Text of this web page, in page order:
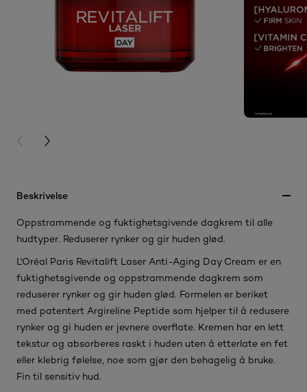
PREVIOUS CARD
NEXT CARD
Beskrivelse
Oppstrammende og fuktighetsgivende dagkrem til alle
hudtyper. Reduserer rynker og gir huden glød.
L'Oréal Paris Revitalift Laser Anti-Aging Day Cream er en
fuktighetsgivende og oppstrammende dagkrem som
reduserer rynker og gir huden glød. Formelen er beriket
med patentert Argireline Peptide som hjelper til å redusere
rynker og gi huden er jevnere overflate. Kremen har en lett
tekstur og absorberes raskt i huden uten å etterlate en fet
eller klebrig følelse, noe som gjør den behagelig å bruke.
Fin til sensitiv hud.